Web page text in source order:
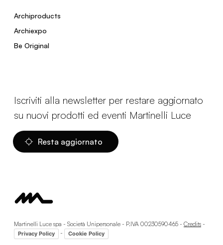
Archiproducts
Archiexpo
Be Original
Iscriviti alla newsletter per restare aggiornato
su nuovi prodotti ed eventi Martinelli Luce
Resta aggiornato
Martinelli Luce spa - Società Unipersonale - P.IVA 00230590465 - Credits -
Privacy Policy - Cookie Policy